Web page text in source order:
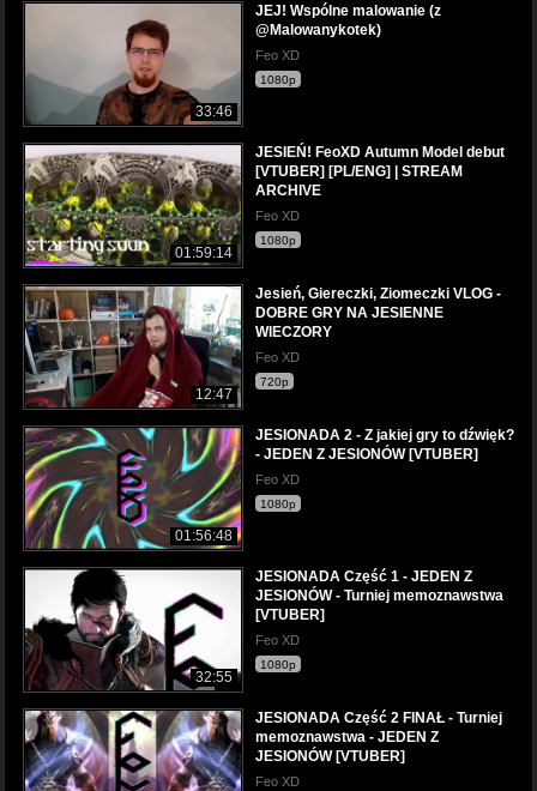
33:46
JEJ! Wspólne malowanie (z
@Malowanykotek)
Feo XD
1080p
01:59:14
JESIEŃ! FeoXD Autumn Model debut
[VTUBER] [PL/ENG] | STREAM
ARCHIVE
Feo XD
1080p
12:47
Jesień, Giereczki, Ziomeczki VLOG -
DOBRE GRY NA JESIENNE
WIECZORY
Feo XD
720p
01:56:48
JESIONADA 2 - Z jakiej gry to dźwięk?
- JEDEN Z JESIONÓW [VTUBER]
Feo XD
1080p
32:55
JESIONADA Część 1 - JEDEN Z
JESIONÓW - Turniej memoznawstwa
[VTUBER]
Feo XD
1080p
JESIONADA Część 2 FINAŁ - Turniej
memoznawstwa - JEDEN Z
JESIONÓW [VTUBER]
Feo XD